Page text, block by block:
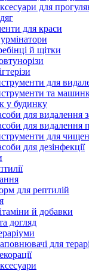
для
для краси
й щітки
для
та
у будинку
для видалення
для видалення
для
для дезінфекції
для рептилій
й добавки
догляд
для